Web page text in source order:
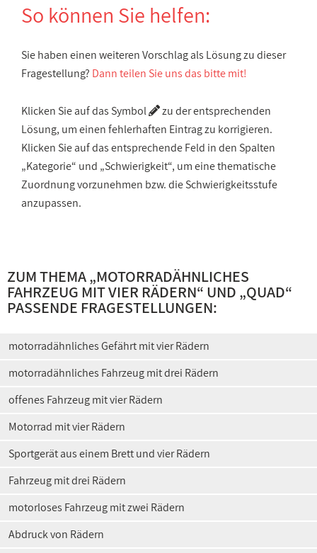
So können Sie helfen:
Sie haben einen weiteren Vorschlag als Lösung zu dieser
Fragestellung? Dann teilen Sie uns das bitte mit!
Klicken Sie auf das Symbol
zu der entsprechenden
Lösung, um einen fehlerhaften Eintrag zu korrigieren.
Klicken Sie auf das entsprechende Feld in den Spalten
„Kategorie“ und „Schwierigkeit“, um eine thematische
Zuordnung vorzunehmen bzw. die Schwierigkeitsstufe
anzupassen.
ZUM THEMA „MOTORRADÄHNLICHES
FAHRZEUG MIT VIER RÄDERN“ UND „QUAD“
PASSENDE FRAGESTELLUNGEN:
motorradähnliches Gefährt mit vier Rädern
motorradähnliches Fahrzeug mit drei Rädern
offenes Fahrzeug mit vier Rädern
Motorrad mit vier Rädern
Sportgerät aus einem Brett und vier Rädern
Fahrzeug mit drei Rädern
motorloses Fahrzeug mit zwei Rädern
Abdruck von Rädern